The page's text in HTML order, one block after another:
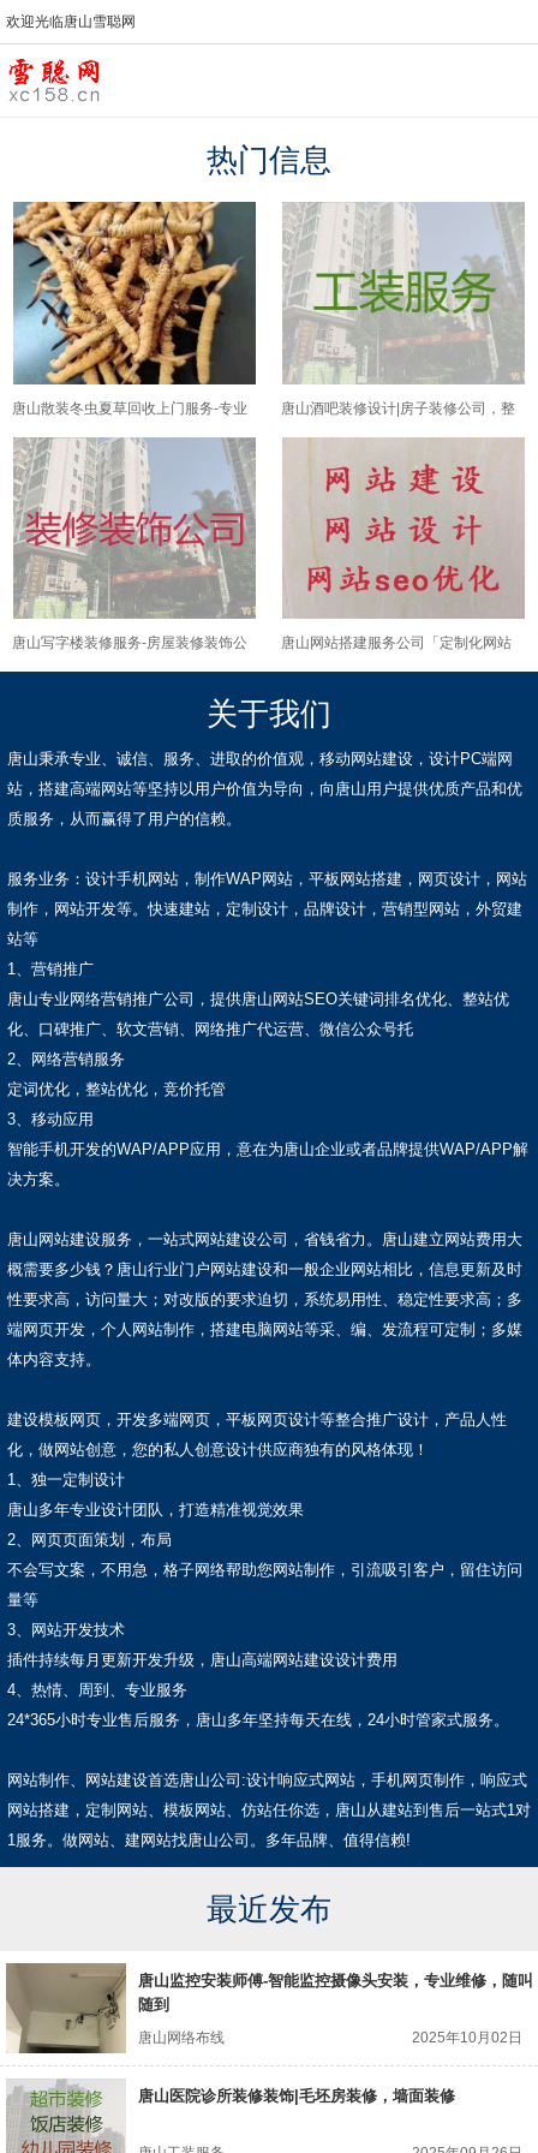
欢迎光临唐山雪聪网
热门信息
唐山散装冬虫夏草回收上门服务-专业
回收名酒、海参、鹿茸、鱼翅、东阿
阿胶
唐山酒吧装修设计|房子装修公司，整
体装修
唐山写字楼装修服务-房屋装修装饰公
司，老房翻新
唐山网站搭建服务公司「定制化网站
开发」优秀开发团队
关于我们
唐山秉承专业、诚信、服务、进取的价值观，移动网站建设，设计PC端网
站，搭建高端网站等坚持以用户价值为导向，向唐山用户提供优质产品和优
质服务，从而赢得了用户的信赖。
服务业务：设计手机网站，制作WAP网站，平板网站搭建，网页设计，网站
制作，网站开发等。快速建站，定制设计，品牌设计，营销型网站，外贸建
站等
1、营销推广
唐山专业网络营销推广公司，提供唐山网站SEO关键词排名优化、整站优
化、口碑推广、软文营销、网络推广代运营、微信公众号托
2、网络营销服务
定词优化，整站优化，竞价托管
3、移动应用
智能手机开发的WAP/APP应用，意在为唐山企业或者品牌提供WAP/APP解
决方案。
唐山网站建设服务，一站式网站建设公司，省钱省力。唐山建立网站费用大
概需要多少钱？唐山行业门户网站建设和一般企业网站相比，信息更新及时
性要求高，访问量大；对改版的要求迫切，系统易用性、稳定性要求高；多
端网页开发，个人网站制作，搭建电脑网站等采、编、发流程可定制；多媒
体内容支持。
建设模板网页，开发多端网页，平板网页设计等整合推广设计，产品人性
化，做网站创意，您的私人创意设计供应商独有的风格体现！
1、独一定制设计
唐山多年专业设计团队，打造精准视觉效果
2、网页页面策划，布局
不会写文案，不用急，格子网络帮助您网站制作，引流吸引客户，留住访问
量等
3、网站开发技术
插件持续每月更新开发升级，唐山高端网站建设设计费用
4、热情、周到、专业服务
24*365小时专业售后服务，唐山多年坚持每天在线，24小时管家式服务。
网站制作、网站建设首选唐山公司:设计响应式网站，手机网页制作，响应式
网站搭建，定制网站、模板网站、仿站任你选，唐山从建站到售后一站式1对
1服务。做网站、建网站找唐山公司。多年品牌、值得信赖!
最近发布
唐山监控安装师傅-智能监控摄像头安装，专业维修，随叫
随到
唐山网络布线 2025年10月02日
唐山医院诊所装修装饰|毛坯房装修，墙面装修